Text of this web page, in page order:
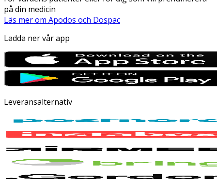
på din medicin
Läs mer om Apodos och Dospac
Ladda ner vår app
Leveransalternativ